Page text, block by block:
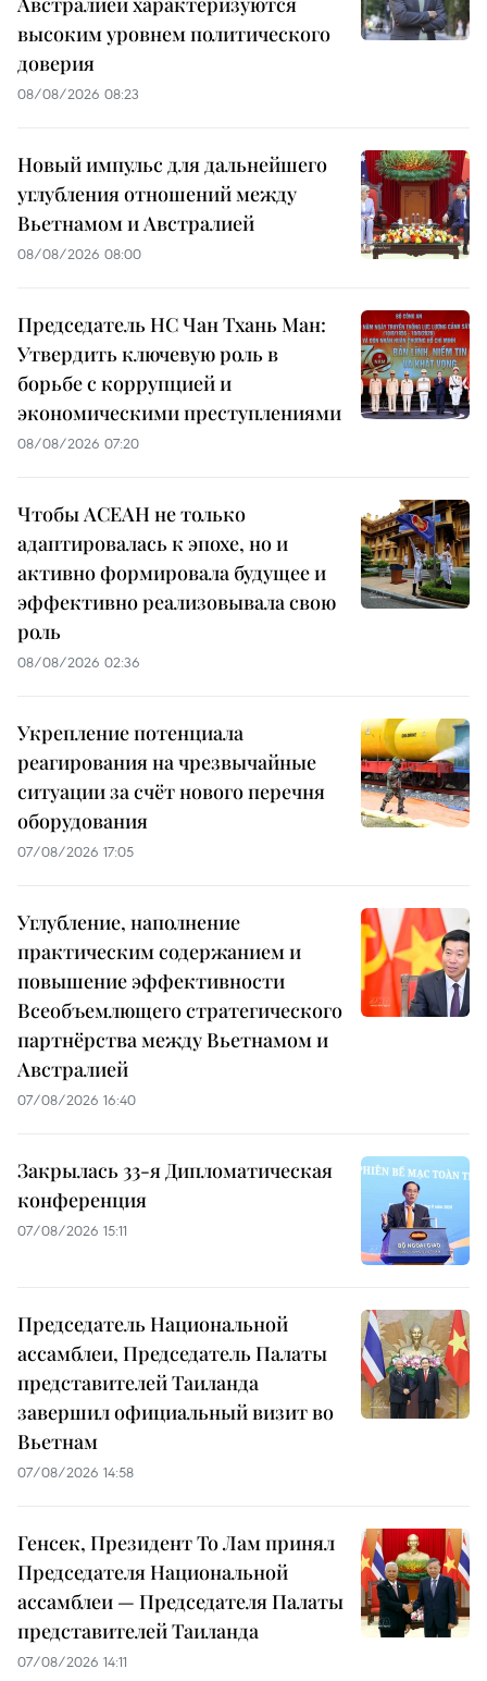
высоким уровнем политического
доверия
08/08/2026 08:23
Новый импульс для дальнейшего
углубления отношений между
Вьетнамом и Австралией
08/08/2026 08:00
Председатель НС Чан Тхань Ман:
Утвердить ключевую роль в
борьбе с коррупцией и
экономическими преступлениями
08/08/2026 07:20
Чтобы АСЕАН не только
адаптировалась к эпохе, но и
активно формировала будущее и
эффективно реализовывала свою
роль
08/08/2026 02:36
Укрепление потенциала
реагирования на чрезвычайные
ситуации за счёт нового перечня
оборудования
07/08/2026 17:05
Углубление, наполнение
практическим содержанием и
повышение эффективности
Всеобъемлющего стратегического
партнёрства между Вьетнамом и
Австралией
07/08/2026 16:40
Закрылась 33-я Дипломатическая
конференция
07/08/2026 15:11
Председатель Национальной
ассамблеи, Председатель Палаты
представителей Таиланда
завершил официальный визит во
Вьетнам
07/08/2026 14:58
Генсек, Президент То Лам принял
Председателя Национальной
ассамблеи — Председателя Палаты
представителей Таиланда
07/08/2026 14:11